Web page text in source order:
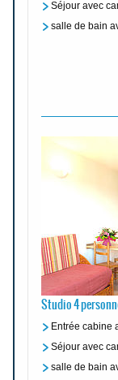
Séjour avec
salle de bain
Studio 4
Entrée cabine
Séjour avec
salle de bain